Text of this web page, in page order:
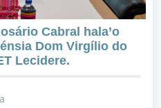
Cabral hala’o
Dom Virgílio do
Lecidere.